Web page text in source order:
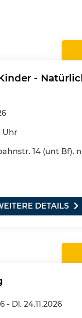
-
Uhr
14 (unt Bf),
DETAILS
- Di. 24.11.2026